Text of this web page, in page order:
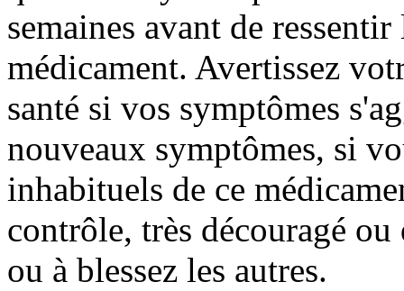
semaines avant de
médicament. Avertissez
santé si vos symptômes
nouveaux symptômes, si
inhabituels de ce
contrôle, très découragé ou
ou à blessez les autres.